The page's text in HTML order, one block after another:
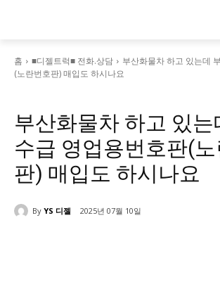
홈 ■디젤트럭■ 전화.상담
부산화물차 하고 있는데
(노란번호판) 매입도 하시나요
부산화물차 하고 있는
수급 영업용번호판(
판) 매입도 하시나요
By YS 디젤 2025년 07월 10일